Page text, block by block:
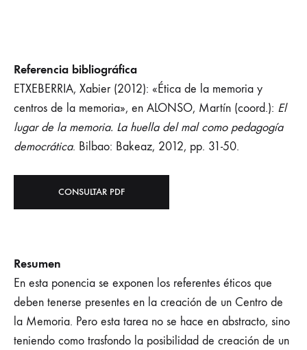
Referencia bibliográfica
ETXEBERRIA, Xabier (2012): «Ética de la memoria y
centros de la memoria», en ALONSO, Martín (coord.): El
lugar de la memoria. La huella del mal como pedagogía
democrática. Bilbao: Bakeaz, 2012, pp. 31-50.
CONSULTAR PDF
Resumen
En esta ponencia se exponen los referentes éticos que
deben tenerse presentes en la creación de un Centro de
la Memoria. Pero esta tarea no se hace en abstracto, sino
teniendo como trasfondo la posibilidad de creación de un